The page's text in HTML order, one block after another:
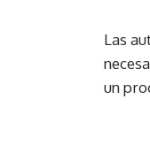
Las
un